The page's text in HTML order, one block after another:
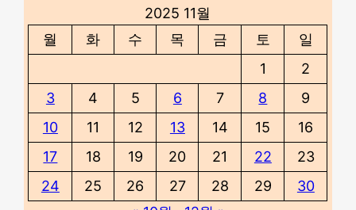
2025 11월
월
화 수 목 금 토
일
1
2
3
4 5 6 7 8
9
10
11 12 13 14 15
16
17
18 19 20 21 22
23
24
25 26 27 28 29
30